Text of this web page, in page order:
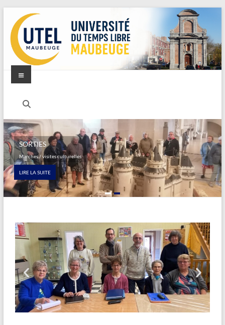
SORTIES
Marches / visites culturelles
LIRE LA SUITE